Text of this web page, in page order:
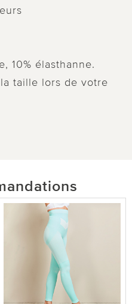
10% élasthanne.
taille lors de votre